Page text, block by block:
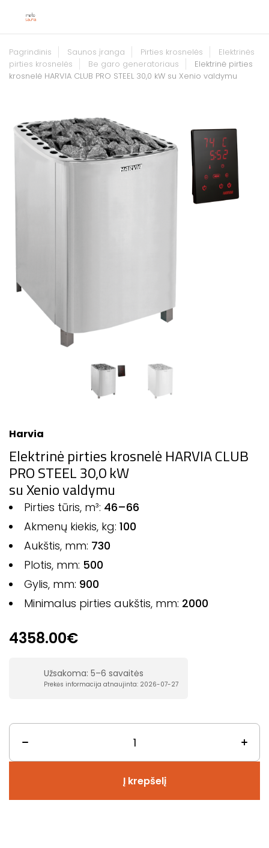
Pagrindinis Saunos įranga Pirties krosnelės
Elektrinės
pirties krosnelės
Be garo generatoriaus
Elektrinė pirties
krosnelė HARVIA CLUB PRO STEEL 30,0 kW su Xenio valdymu
Harvia
Elektrinė pirties krosnelė HARVIA CLUB
PRO STEEL 30,0 kW
su Xenio valdymu
Pirties tūris, m³: 46–66
Akmenų kiekis, kg: 100
Aukštis, mm: 730
Plotis, mm: 500
Gylis, mm: 900
Minimalus pirties aukštis, mm: 2000
4358.00€
Užsakoma: 5–6 savaitės
Prekės informacija atnaujinta: 2026-07-27
Į krepšelį